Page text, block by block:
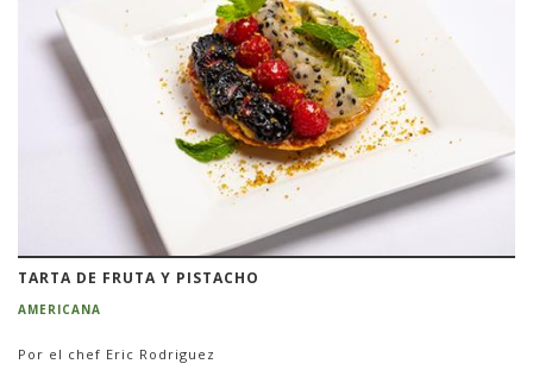
TARTA DE FRUTA Y PISTACHO
AMERICANA
Por el chef Eric Rodriguez